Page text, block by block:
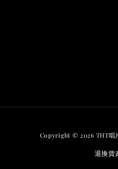
Copyright © 2026 THT唱
退換貨